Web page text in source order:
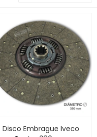
Disco Embrague Iveco